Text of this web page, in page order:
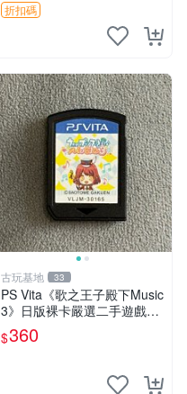
折扣碼
古玩基地 33
PS Vita《歌之王子殿下Music
3》日版裸卡嚴選二手遊戲，
實測功能正常，僅售不退不換
psv psp vita 卡帶
$360